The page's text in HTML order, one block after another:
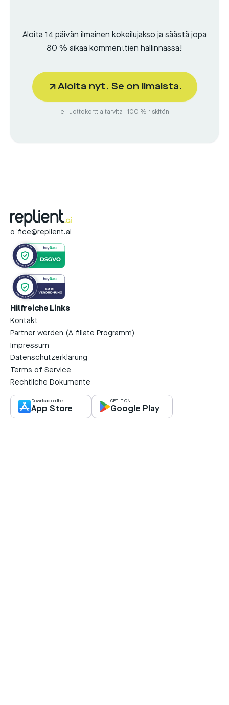
Aloita 14 päivän ilmainen kokeilujakso ja säästä jopa
80 % aikaa kommenttien hallinnassa!
Aloita nyt. Se on ilmaista.
ei luottokorttia tarvita · 100 % riskitön
office@replient.ai
Hilfreiche Links
Kontakt
Partner werden (Affiliate Programm)
Impressum
Datenschutzerklärung
Terms of Service
Rechtliche Dokumente
Download on the
App Store
GET IT ON
Google Play